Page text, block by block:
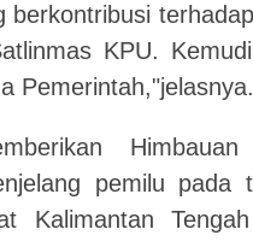
berkontribusi
KPU.
Pemerintah,"jelasnya.
pemilu
Kalimantan